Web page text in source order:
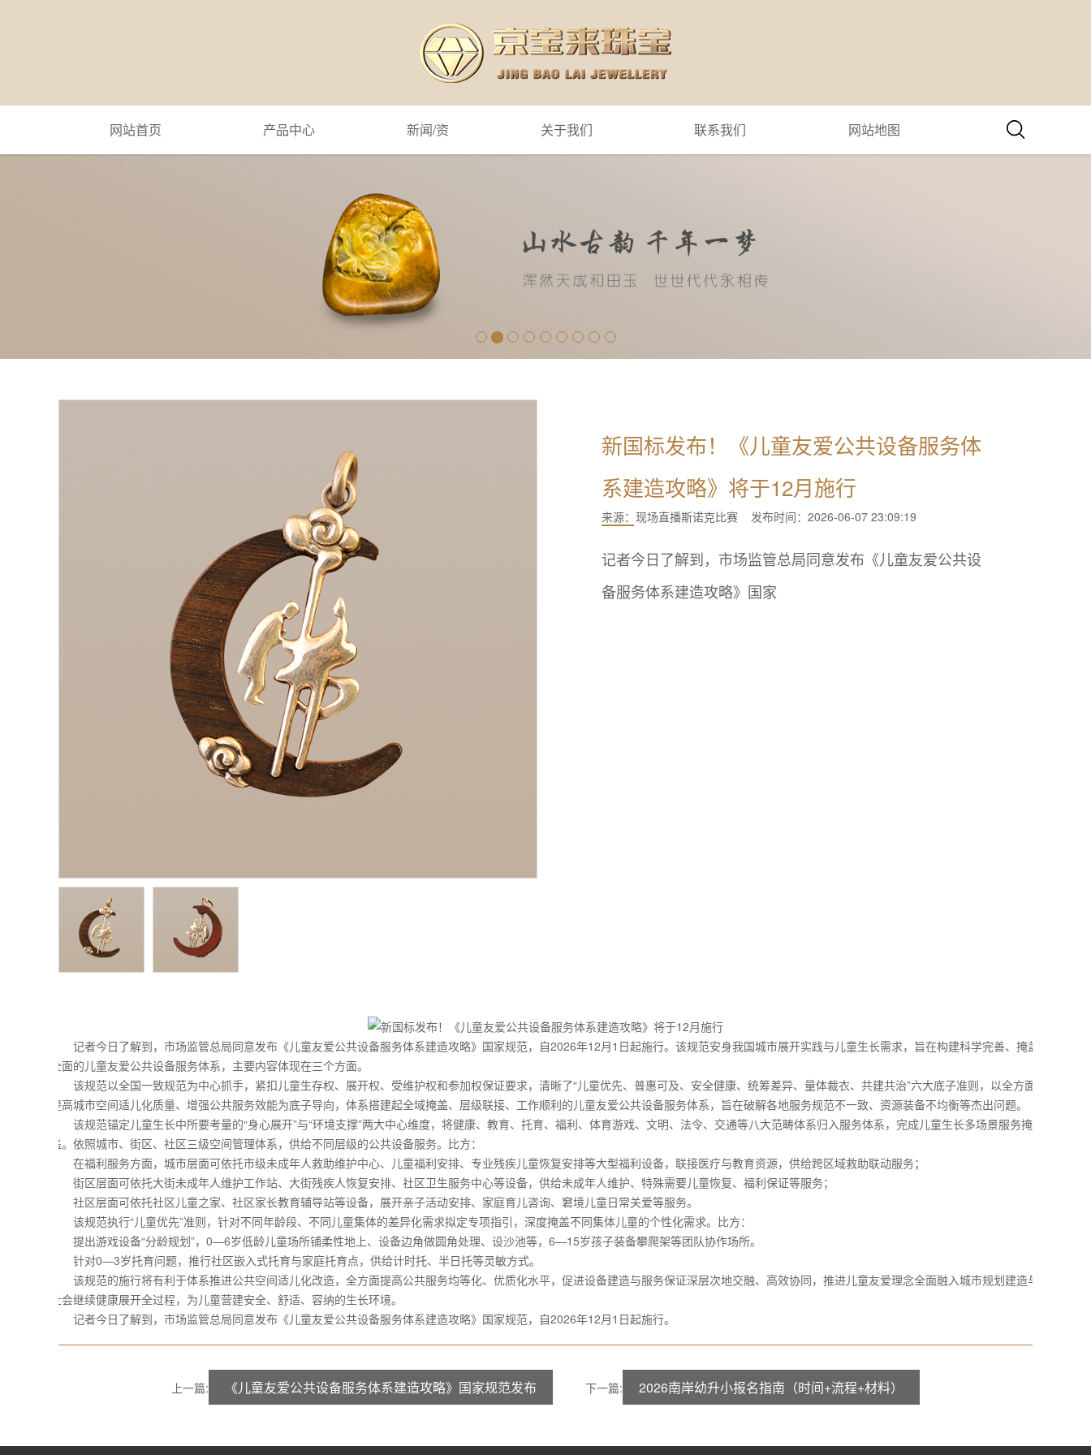
网站首页 产品中心 新闻/资 关于我们 联系我们 网站地图
新国标发布！《儿童友爱公共设备服务体
系建造攻略》将于12月施行
来源： 现场直播斯诺克比赛 发布时间：2026-06-07 23:09:19
记者今日了解到，市场监管总局同意发布《儿童友爱公共设
备服务体系建造攻略》国家
记者今日了解到，市场监管总局同意发布《儿童友爱公共设备服务体系建造攻略》国家规范，自2026年12月1日起施行。该规范安身我国城市展开实践与儿童生长需求，旨在构建科学完善、掩盖
全面的儿童友爱公共设备服务体系，主要内容体现在三个方面。
该规范以全国一致规范为中心抓手，紧扣儿童生存权、展开权、受维护权和参加权保证要求，清晰了“儿童优先、普惠可及、安全健康、统筹差异、量体裁衣、共建共治”六大底子准则，以全方面
提高城市空间适儿化质量、增强公共服务效能为底子导向，体系搭建起全域掩盖、层级联接、工作顺利的儿童友爱公共设备服务体系，旨在破解各地服务规范不一致、资源装备不均衡等杰出问题。
该规范锚定儿童生长中所要考量的“身心展开”与“环境支撑”两大中心维度，将健康、教育、托育、福利、体育游戏、文明、法令、交通等八大范畴体系归入服务体系，完成儿童生长多场景服务掩
盖。依照城市、街区、社区三级空间管理体系，供给不同层级的公共设备服务。比方：
在福利服务方面，城市层面可依托市级未成年人救助维护中心、儿童福利安排、专业残疾儿童恢复安排等大型福利设备，联接医疗与教育资源，供给跨区域救助联动服务；
街区层面可依托大街未成年人维护工作站、大街残疾人恢复安排、社区卫生服务中心等设备，供给未成年人维护、特殊需要儿童恢复、福利保证等服务；
社区层面可依托社区儿童之家、社区家长教育辅导站等设备，展开亲子活动安排、家庭育儿咨询、窘境儿童日常关爱等服务。
该规范执行“儿童优先”准则，针对不同年龄段、不同儿童集体的差异化需求拟定专项指引，深度掩盖不同集体儿童的个性化需求。比方：
提出游戏设备“分龄规划”，0—6岁低龄儿童场所铺柔性地上、设备边角做圆角处理、设沙池等，6—15岁孩子装备攀爬架等团队协作场所。
针对0—3岁托育问题，推行社区嵌入式托育与家庭托育点，供给计时托、半日托等灵敏方式。
该规范的施行将有利于体系推进公共空间适儿化改造，全方面提高公共服务均等化、优质化水平，促进设备建造与服务保证深层次地交融、高效协同，推进儿童友爱理念全面融入城市规划建造与
社会继续健康展开全过程，为儿童营建安全、舒适、容纳的生长环境。
记者今日了解到，市场监管总局同意发布《儿童友爱公共设备服务体系建造攻略》国家规范，自2026年12月1日起施行。
上一篇: 《儿童友爱公共设备服务体系建造攻略》国家规范发布 下一篇: 2026南岸幼升小报名指南（时间+流程+材料）